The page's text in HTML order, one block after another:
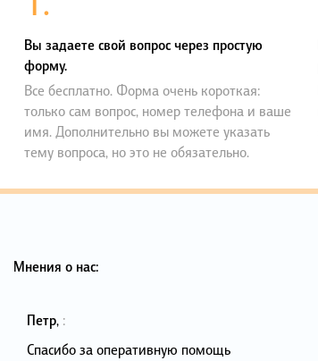
Вы задаете свой вопрос через простую
форму.
Все бесплатно. Форма очень короткая:
только сам вопрос, номер телефона и ваше
имя. Дополнительно вы можете указать
тему вопроса, но это не обязательно.
Мнения о нас:
Петр, :
Спасибо за оперативную помощь